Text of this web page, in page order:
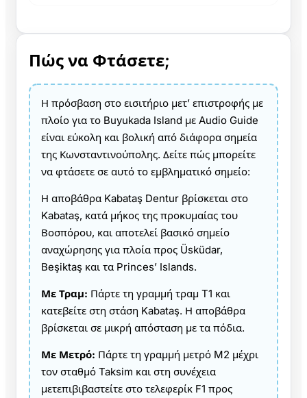
Πώς να Φτάσετε;
Η πρόσβαση στο εισιτήριο μετ’ επιστροφής με
πλοίο για το Buyukada Island με Audio Guide
είναι εύκολη και βολική από διάφορα σημεία
της Κωνσταντινούπολης. Δείτε πώς μπορείτε
να φτάσετε σε αυτό το εμβληματικό σημείο:
Η αποβάθρα Kabataş Dentur βρίσκεται στο
Kabataş, κατά μήκος της προκυμαίας του
Βοσπόρου, και αποτελεί βασικό σημείο
αναχώρησης για πλοία προς Üsküdar,
Beşiktaş και τα Princes’ Islands.
Με Τραμ: Πάρτε τη γραμμή τραμ T1 και
κατεβείτε στη στάση Kabataş. Η αποβάθρα
βρίσκεται σε μικρή απόσταση με τα πόδια.
Με Μετρό: Πάρτε τη γραμμή μετρό M2 μέχρι
τον σταθμό Taksim και στη συνέχεια
μετεπιβιβαστείτε στο τελεφερίκ F1 προς